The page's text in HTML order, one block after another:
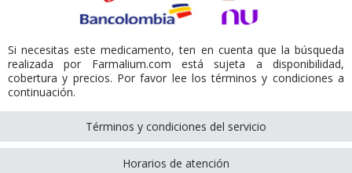
Si necesitas este medicamento, ten en cuenta que la búsqueda
realizada por Farmalium.com está sujeta a disponibilidad,
cobertura y precios. Por favor lee los términos y condiciones a
continuación.
Términos y condiciones del servicio
Horarios de atención